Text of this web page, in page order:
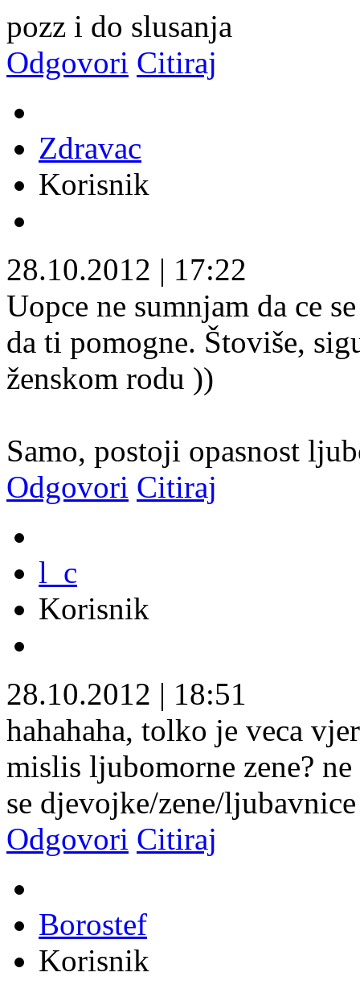
pozz i do slusanja
Odgovori Citiraj
Zdravac
Korisnik
28.10.2012 | 17:22
Uopce ne sumnjam da ce
da ti pomogne. Štoviše,
ženskom rodu ))
Samo, postoji opasnost
Odgovori Citiraj
l_c
Korisnik
28.10.2012 | 18:51
hahahaha, tolko je veca
mislis ljubomorne zene?
se djevojke/zene/
Odgovori Citiraj
Borostef
Korisnik